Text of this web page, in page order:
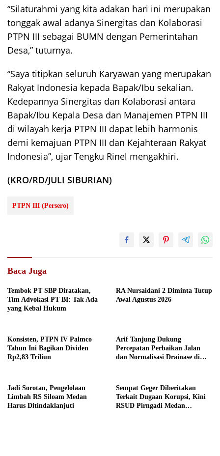
“Silaturahmi yang kita adakan hari ini merupakan
tonggak awal adanya Sinergitas dan Kolaborasi
PTPN III sebagai BUMN dengan Pemerintahan
Desa,” tuturnya.
“Saya titipkan seluruh Karyawan yang merupakan
Rakyat Indonesia kepada Bapak/Ibu sekalian.
Kedepannya Sinergitas dan Kolaborasi antara
Bapak/Ibu Kepala Desa dan Manajemen PTPN III
di wilayah kerja PTPN III dapat lebih harmonis
demi kemajuan PTPN III dan Kejahteraan Rakyat
Indonesia”, ujar Tengku Rinel mengakhiri.
(KRO/RD/JULI SIBURIAN)
PTPN III (Persero)
Baca Juga
Tembok PT SBP Diratakan,
Tim Advokasi PT BI: Tak Ada
yang Kebal Hukum
RA Nursaidani 2 Diminta Tutup
Awal Agustus 2026
Konsisten, PTPN IV Palmco
Tahun Ini Bagikan Dividen
Rp2,83 Triliun
Arif Tanjung Dukung
Percepatan Perbaikan Jalan
dan Normalisasi Drainase di
Jadi Sorotan, Pengelolaan
Limbah RS Siloam Medan
Harus Ditindaklanjuti
Sempat Geger Diberitakan
Terkait Dugaan Korupsi, Kini
RSUD Pirngadi Medan